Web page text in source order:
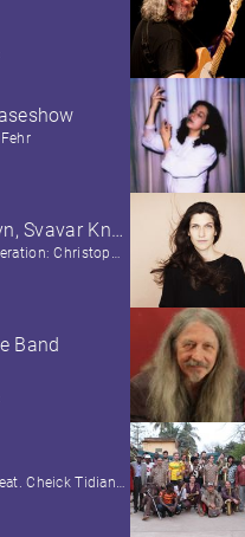
mit Alin Coen, Tolyqyn, Svavar Knutur
Band